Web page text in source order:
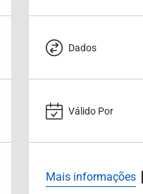
Dados
Válido Por
Mais informações